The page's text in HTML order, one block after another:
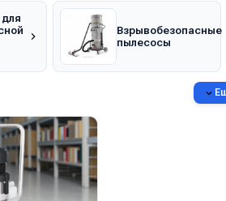
Взрывобезопасные
пылесосы